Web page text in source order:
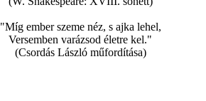
"Míg ember szeme néz, s ajka lehel,
Versemben varázsod életre kel."
(Csordás László műfordítása)